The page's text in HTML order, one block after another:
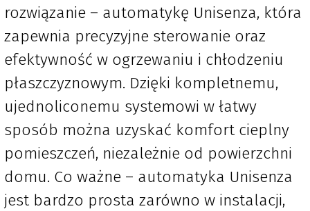
rozwiązanie – automatykę Unisenza, która
zapewnia precyzyjne sterowanie oraz
efektywność w ogrzewaniu i chłodzeniu
płaszczyznowym. Dzięki kompletnemu,
ujednoliconemu systemowi w łatwy
sposób można uzyskać komfort cieplny
pomieszczeń, niezależnie od powierzchni
domu. Co ważne – automatyka Unisenza
jest bardzo prosta zarówno w instalacji,